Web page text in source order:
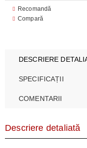
Recomandă
Compară
DESCRIERE
SPECIFICAȚII
COMENTARII
Descriere detaliată